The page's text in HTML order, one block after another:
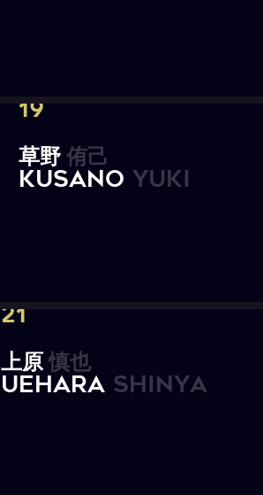
19
草野侑己
KUSANO Yuki
21
上原慎也
UEHARA Shinya